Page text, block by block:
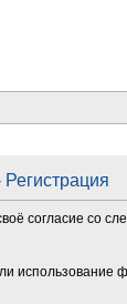
Регистрация
согласие со